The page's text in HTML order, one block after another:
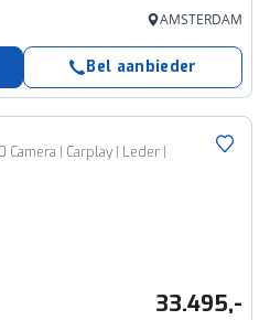
AMSTERDAM
Bel aanbieder
Camera | Carplay | Leder |
33.495,-